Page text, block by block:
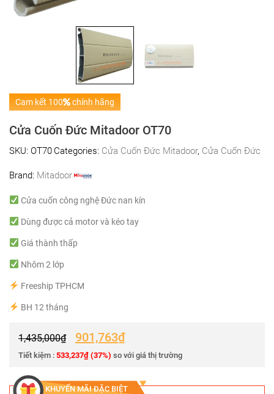
Cam kết 100 chính hãng
Cửa Cuốn Đức Mitadoor OT70
SKU: OT70 Categories: Cửa Cuốn Đức Mitadoor, Cửa Cuốn Đức
Brand: Mitadoor
Cửa cuốn công nghệ Đức nan kín
Dùng được cả motor và kéo tay
Giá thành thấp
Nhôm 2 lớp
Freeship TPHCM
BH 12 tháng
1,435,000₫ 901,763₫
Tiết kiệm : 533,237₫ (37%) so với giá thị trường
KHUYẾN MÃI ĐẶC BIỆT